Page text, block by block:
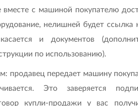
вместе с машиной покупателю
нелишней будет ссылка
и документов
по использованию).
продавец передает машину
Это заверяется
купли-продажи у вас